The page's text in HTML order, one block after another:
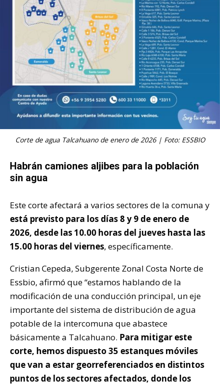
Corte de agua Talcahuano de enero de 2026 | Foto: ESSBIO
Habrán camiones aljibes para la población
sin agua
Este corte afectará a varios sectores de la comuna y
está previsto para los días 8 y 9 de enero de
2026, desde las 10.00 horas del jueves hasta las
15.00 horas del viernes, específicamente.
Cristian Cepeda, Subgerente Zonal Costa Norte de
Essbio, afirmó que “estamos hablando de la
modificación de una conducción principal, un eje
importante del sistema de distribución de agua
potable de la intercomuna que abastece
básicamente a Talcahuano. Para mitigar este
corte, hemos dispuesto 35 estanques móviles
que van a estar georreferenciados en distintos
puntos de los sectores afectados, donde los